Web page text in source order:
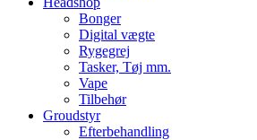
Bonger
Digital vægte
Rygegrej
Tasker, Tøj mm.
Vape
Tilbehør
Groudstyr
Efterbehandling